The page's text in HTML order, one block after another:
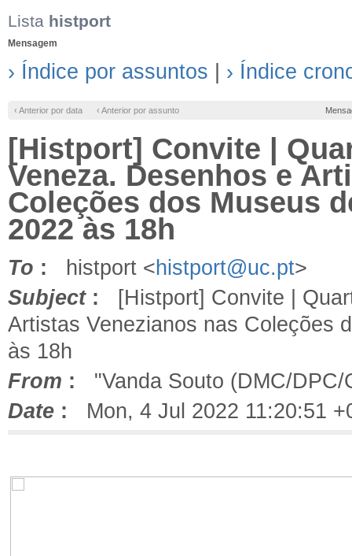
Lista histport
Mensagem
› Índice por assuntos › Índice
‹ Anterior por data ‹ Anterior por assunto
[Histport] Convite |
Veneza. Desenhos e
Coleções dos Museus
2022 às 18h
To : histport <histport@uc.pt>
Subject: [Histport] Convite |
Artistas Venezianos nas Coleções
às 18h
From : "Vanda Souto (DMC/DPC/
Date : Mon, 4 Jul 2022 11:20:51